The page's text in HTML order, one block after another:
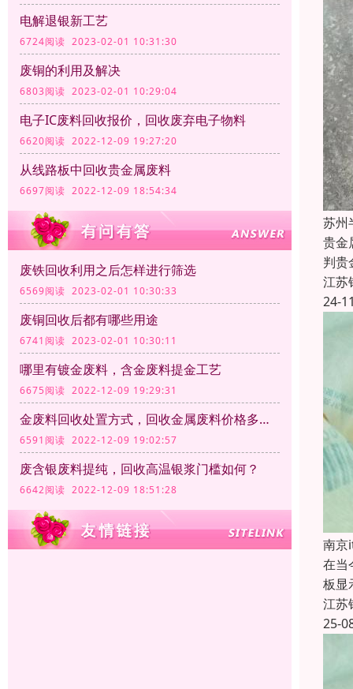
电解退银新工艺
6724阅读 2023-02-01 10:31:30
废铜的利用及解决
6803阅读 2023-02-01 10:29:04
电子IC废料回收报价，回收废弃电子物料
6620阅读 2022-12-09 19:27:20
从线路板中回收贵金属废料
6697阅读 2022-12-09 18:54:34
废铁回收利用之后怎样进行筛选
6569阅读 2023-02-01 10:30:33
废铜回收后都有哪些用途
6741阅读 2023-02-01 10:30:11
哪里有镀金废料，含金废料提金工艺
6675阅读 2022-12-09 19:29:31
金废料回收处置方式，回收金属废料价格多少钱一公斤？
6591阅读 2022-12-09 19:02:57
废含银废料提纯，回收高温银浆门槛如何？
6642阅读 2022-12-09 18:51:28
苏州
贵金
判贵
江苏
24-
南京
在当
板显
江苏
25-